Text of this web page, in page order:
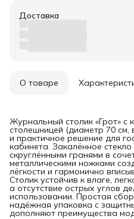
Доставка
О товаре
Журнальный столик «Грот» с
столешницей (диаметр 70
и практичное решение для
кабинета. Закалённое
скруглёнными гранями в
металлическими ножками
лёгкости и гармонично
Столик устойчив к влаге,
а отсутствие острых углов
использовании. Простая
надёжная упаковка с
дополняют преимущества